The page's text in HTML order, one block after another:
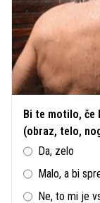
Bi te motilo, če
(obraz, telo,
Da, zelo
Malo, a bi
Ne, to mi je